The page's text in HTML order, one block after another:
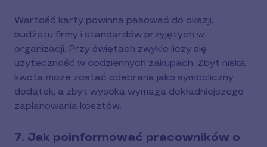
Wartość karty powinna pasować do okazji,
budżetu firmy i standardów przyjętych w
organizacji. Przy świętach zwykle liczy się
użyteczność w codziennych zakupach. Zbyt niska
kwota może zostać odebrana jako symboliczny
dodatek, a zbyt wysoka wymaga dokładniejszego
zaplanowania kosztów.
7. Jak poinformować pracowników o